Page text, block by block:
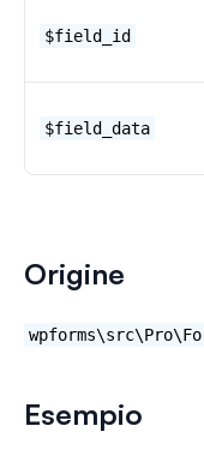
$field_id
$field_data
Origine
Esempio